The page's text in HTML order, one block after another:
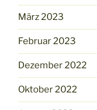
März 2023
Februar 2023
Dezember 2022
Oktober 2022